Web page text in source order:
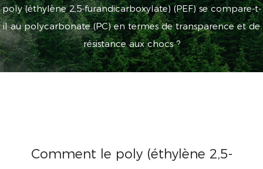
poly (éthylène 2,5-furandicarboxylate) (PEF) se compare-t-
il au polycarbonate (PC) en termes de transparence et de
résistance aux chocs ?
Comment le poly (éthylène 2,5-